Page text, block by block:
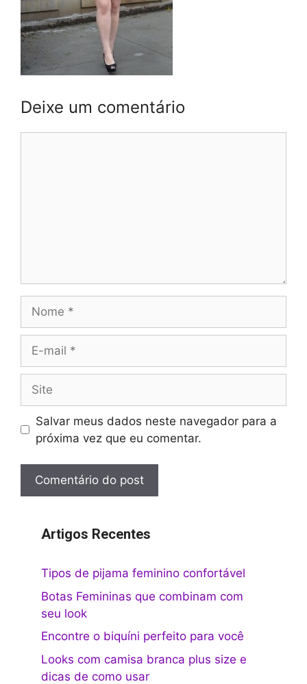
Deixe um comentário
mail
Salvar meus dados neste navegador para a
próxima vez que eu comentar.
Artigos Recentes
Tipos de pijama feminino confortável
Botas Femininas que combinam com
seu look
Encontre o biquíni perfeito para você
Looks com camisa branca plus size e
dicas de como usar